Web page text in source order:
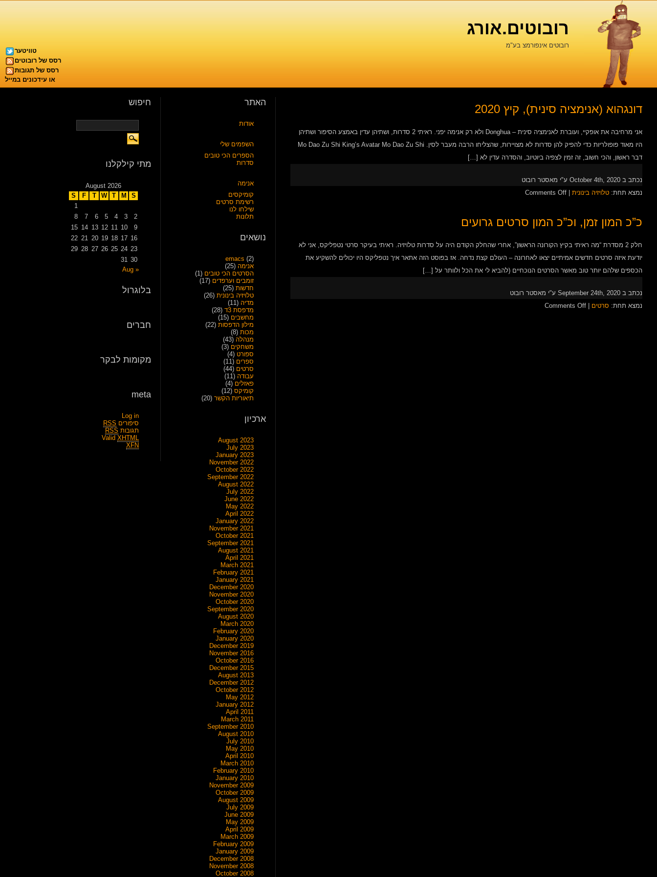
רובוטים.אורג
רובוטים אינפורמצ בע"מ
טוויטער
רסס של רובוטים
רסס של תגובות
או עידכונים במייל
דונגהוא (אנימציה סינית), קיץ 2020
אני מרחיבה את אופקיי, ועוברת לאנימציה סינית – Donghua ולא רק אנימה יפני. ראיתי 2 סדרות, ושתיהן עדין באמצע הסיפור ושתיהן
היו מאוד פופולריות כדי להפיק להן סדרות לא מצויירות, שהצליחו הרבה מעבר לסין. Mo Dao Zu Shi King’s Avatar Mo Dao Zu Shi
דבר ראשון, והכי חשוב, זה זמין לצפיה ביוטיוב, והסדרה עדין לא […]
נכתב ב October 4th, 2020 ע"י מאסטר רובוט
נמצא תחת: טלויזיה בינונית Comments Off
on
(אנימציה
קיץ
2020
כ”כ המון זמן, וכ”כ המון סרטים גרועים
חלק 2 מסדרת “מה ראיתי בקיץ הקורונה הראשון”, אחרי שהחלק הקודם היה על סדרות טלויזיה. ראיתי בעיקר סרטי נטפליקס, אני לא
יודעת איזה סרטים חדשים אמיתיים יצאו לאחרונה – העולם קצת נדחה. אז בפוסט הזה אתאר איך נטפליקס היו יכולים להשקיע את
הכספים שלהם יותר טוב מאשר הסרטים הנוכחיים (להביא לי את הכל ולוותר על […]
נכתב ב September 24th, 2020 ע"י מאסטר רובוט
נמצא תחת: סרטים Comments Off
on
האתר
אודות
השפמים שלי
הספרים הכי טובים
סדרות
אנימה
קומיקסים
רשימת סרטים
שילחו לנו
תלונות
נושאים
emacs (2)
אנימה (25)
הסרטים הכי טובים (1)
זומבים וערפדים (17)
חדשות(25)
טלויזיה בינונית(26)
מדיה (11)
מדפסת 3ד
(28)
מחשבים (15)
מילון הדפסות(22)
מכות(8)
מנהלה (43)
משחקים (3)
ספורט (4)
ספרים (11)
סרטים (44)
עבודה (11)
פאזלים (4)
קומיקס(12)
תיאוריות הקשר(20)
ארכיון
August 2023
July 2023
January 2023
November 2022
October 2022
September 2022
August 2022
July 2022
June 2022
May 2022
April 2022
January 2022
November 2021
October 2021
September 2021
August 2021
April 2021
March 2021
February 2021
January 2021
December 2020
November 2020
October 2020
September 2020
August 2020
March 2020
February 2020
January 2020
December 2019
November 2016
October 2016
December 2015
August 2013
December 2012
October 2012
May 2012
January 2012
April 2011
March 2011
September 2010
August 2010
July 2010
May 2010
April 2010
March 2010
February 2010
January 2010
November 2009
October 2009
August 2009
July 2009
June 2009
May 2009
April 2009
March 2009
February 2009
January 2009
December 2008
November 2008
October 2008
חיפוש
מתי קילקלנו
August 2026
S
M
T
W
T
F
S
1
2
3
4
5
6
7
8
9
10
11
12
13
14
15
16
17
18
19
20
21
22
23
24
25
26
27
28
29
30
31
« Aug
בלוגרול
חברים
מקומות לבקר
meta
Log in
סיפורים RSS
תגובות RSS
ValidXHTML
XFN